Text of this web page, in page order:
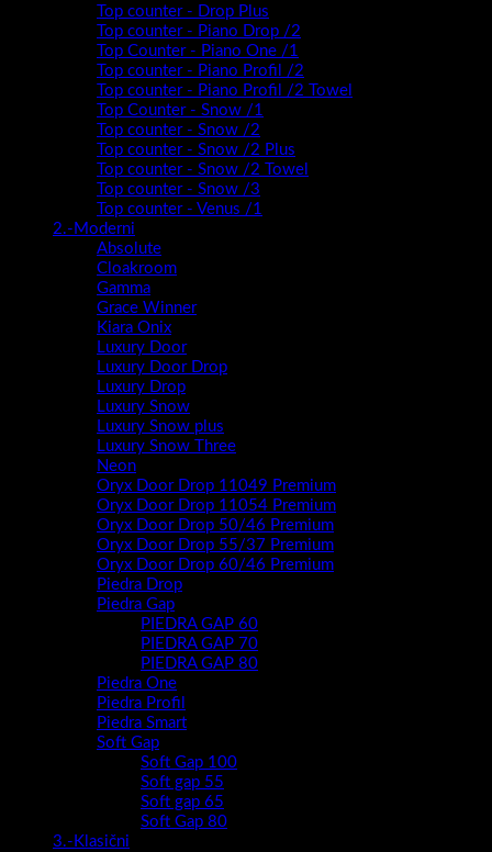
Top counter - Drop Plus
Top counter - Piano Drop /2
Top Counter - Piano One /1
Top counter - Piano Profil /2
Top counter - Piano Profil /2 Towel
Top Counter - Snow /1
Top counter - Snow /2
Top counter - Snow /2 Plus
Top counter - Snow /2 Towel
Top counter - Snow /3
Top counter - Venus /1
2.-Moderni
Absolute
Cloakroom
Gamma
Grace Winner
Kiara Onix
Luxury Door
Luxury Door Drop
Luxury Drop
Luxury Snow
Luxury Snow plus
Luxury Snow Three
Neon
Oryx Door Drop 11049 Premium
Oryx Door Drop 11054 Premium
Oryx Door Drop 50/46 Premium
Oryx Door Drop 55/37 Premium
Oryx Door Drop 60/46 Premium
Piedra Drop
Piedra Gap
PIEDRA GAP 60
PIEDRA GAP 70
PIEDRA GAP 80
Piedra One
Piedra Profil
Piedra Smart
Soft Gap
Soft Gap 100
Soft gap 55
Soft gap 65
Soft Gap 80
3.-Klasični